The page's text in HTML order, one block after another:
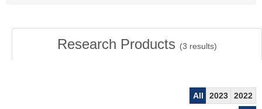
Research Products (3 results)
All 2023
2022